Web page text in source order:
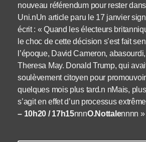
nouveau référendum pour rester
Uni.nUn article paru le 17 janvier
écrit : « Quand les électeurs
le choc de cette décision s’est fait
l’époque, David Cameron,
Theresa May. Donald Trump, qui
soulèvement citoyen pour
quelques mois plus tard.n nMais,
s’agit en effet d’un processus
– 10h20 / 17h15nnnO.Nottalennnn »